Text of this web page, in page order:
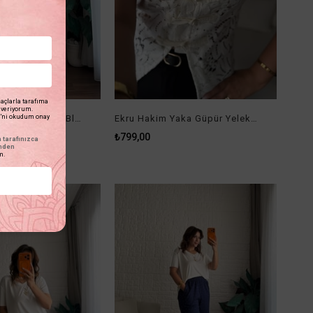
₺799,00
tarafıma
'ni okudum onay
tarafınızca